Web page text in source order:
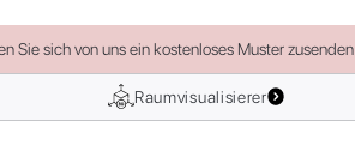
Sie sich von uns ein kostenloses Muster zusenden.
Raumvisualisierer